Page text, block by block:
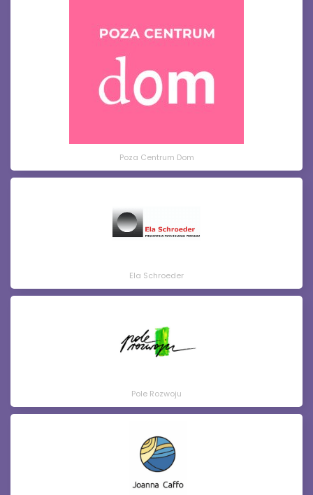
Poza Centrum Dom
Ela Schroeder
Pole Rozwoju